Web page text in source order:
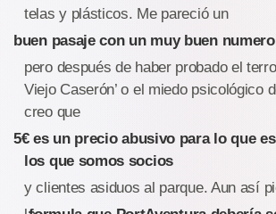
telas y plásticos. Me pareció un
buen pasaje con un muy buen
pero después de haber probado el
Viejo Caserón’ o el miedo psicológico
creo que
5€ es un precio abusivo para lo que
los que somos socios
y clientes asiduos al parque. Aun así